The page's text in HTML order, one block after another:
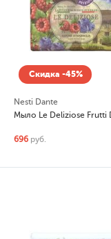
Скидка -45%
Nesti Dante
696 руб.